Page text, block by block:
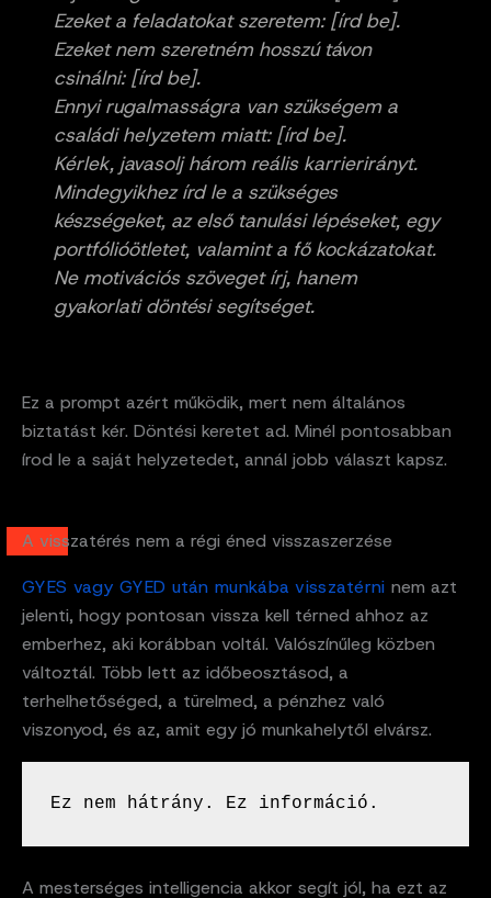
Ezeket a feladatokat szeretem: [írd be].
Ezeket nem szeretném hosszú távon
csinálni: [írd be].
Ennyi rugalmasságra van szükségem a
családi helyzetem miatt: [írd be].
Kérlek, javasolj három reális karrierirányt.
Mindegyikhez írd le a szükséges
készségeket, az első tanulási lépéseket, egy
portfólióötletet, valamint a fő kockázatokat.
Ne motivációs szöveget írj, hanem
gyakorlati döntési segítséget.
Ez a prompt azért működik, mert nem általános
biztatást kér. Döntési keretet ad. Minél pontosabban
írod le a saját helyzetedet, annál jobb választ kapsz.
A visszatérés nem a régi éned visszaszerzése
GYES vagy GYED után munkába visszatérni nem azt
jelenti, hogy pontosan vissza kell térned ahhoz az
emberhez, aki korábban voltál. Valószínűleg közben
változtál. Több lett az időbeosztásod, a
terhelhetőséged, a türelmed, a pénzhez való
viszonyod, és az, amit egy jó munkahelytől elvársz.
Ez nem hátrány. Ez információ.
A mesterséges intelligencia akkor segít jól, ha ezt az